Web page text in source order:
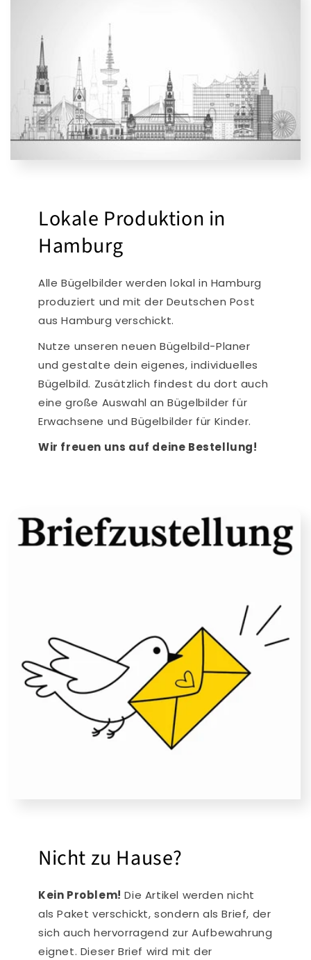
Lokale Produktion in
Hamburg
Alle Bügelbilder werden lokal in Hamburg
produziert und mit der Deutschen Post
aus Hamburg verschickt.
Nutze unseren neuen Bügelbild-Planer
und gestalte dein eigenes, individuelles
Bügelbild. Zusätzlich findest du dort auch
eine große Auswahl an Bügelbilder für
Erwachsene und Bügelbilder für Kinder.
Wir freuen uns auf deine Bestellung!
Nicht zu Hause?
Kein Problem! Die Artikel werden nicht
als Paket verschickt, sondern als Brief, der
sich auch hervorragend zur Aufbewahrung
eignet. Dieser Brief wird mit der